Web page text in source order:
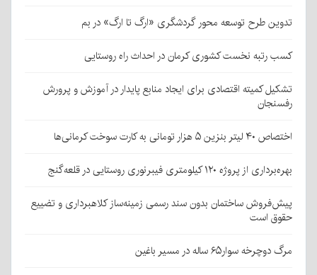
تدوین طرح توسعه محور گردشگری «ارگ تا ارگ» در بم
کسب رتبه نخست کشوری کرمان در احداث راه روستایی
تشکیل کمیته اقتصادی برای ایجاد منابع پایدار در آموزش و پرورش
رفسنجان
اختصاص ۴۰ لیتر بنزین ۵ هزار تومانی به کارت سوخت کرمانی‌ها
بهره‌برداری از پروژه ۱۲۰ کیلومتری فیبرنوری روستایی در قلعه‌گنج
پیش‌فروش ساختمان بدون سند رسمی زمینه‌ساز کلاهبرداری و تضییع
حقوق است
مرگ دوچرخه سوار۶۵ ساله در مسیر باغین